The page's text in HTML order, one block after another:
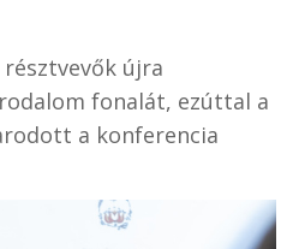
újra
fonalát, ezúttal a
a konferencia